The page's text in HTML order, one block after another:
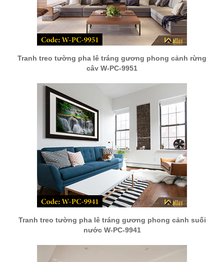
Tranh treo tường pha lê tráng gương phong cảnh rừng
cây W-PC-9951
Tranh treo tường pha lê tráng gương phong cảnh suối
nước W-PC-9941